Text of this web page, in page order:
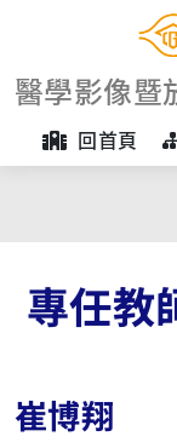
醫學影像暨
回首頁
專任教
崔博翔